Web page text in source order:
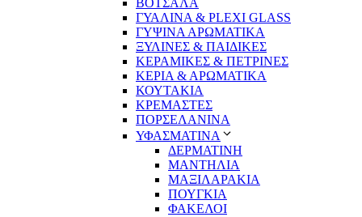
ΒΟΤΣΑΛΑ
ΓΥΑΛΙΝΑ & PLEXI GLASS
ΓΥΨΙΝΑ ΑΡΩΜΑΤΙΚΑ
ΞΥΛΙΝΕΣ & ΠΑΙΔΙΚΕΣ
ΚΕΡΑΜΙΚΕΣ & ΠΕΤΡΙΝΕΣ
ΚΕΡΙΑ & ΑΡΩΜΑΤΙΚΑ
ΚΟΥΤΑΚΙΑ
ΚΡΕΜΑΣΤΕΣ
ΠΟΡΣΕΛΑΝΙΝΑ
ΥΦΑΣΜΑΤΙΝA
ΔΕΡΜΑΤΙΝΗ
ΜΑΝΤΗΛΙΑ
ΜΑΞΙΛΑΡΑΚΙΑ
ΠΟΥΓΚΙΑ
ΦΑΚΕΛΟΙ